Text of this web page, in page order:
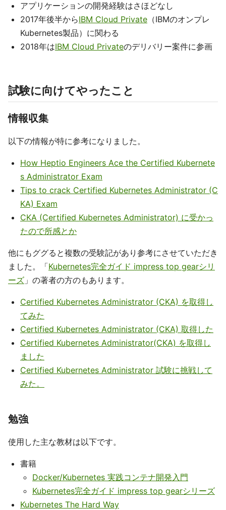
アプリケーションの開発経験はさほどなし
2017年後半からIBM Cloud Private （IBMのオンプレ
Kubernetes製品）に関わる
2018年はIBM Cloud Privateのデリバリー案件に参画
試験に向けてやったこと
情報収集
以下の情報が特に参考になりました。
How Heptio Engineers Ace the Certified Kubernete
s Administrator Exam
Tips to crack Certified Kubernetes Administrator (C
KA) Exam
CKA (Certified Kubernetes Administrator) に受かっ
たので所感とか
他にもググると複数の受験記があり参考にさせていただき
ました。「Kubernetes完全ガイド impress top gearシリ
ーズ 」の著者の方のもあります。
Certified Kubernetes Administrator (CKA) を取得し
てみた
Certified Kubernetes Administrator (CKA) 取得した
Certified Kubernetes Administrator(CKA) を取得し
ました
Certified Kubernetes Administrator 試験に挑戦して
みた。
勉強
使用した主な教材は以下です。
書籍
Docker/Kubernetes 実践コンテナ開発入門
Kubernetes完全ガイド impress top gearシリーズ
Kubernetes The Hard Way